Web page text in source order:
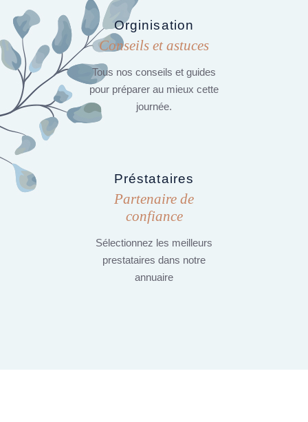
Orginisation
Conseils et astuces
Tous nos conseils et guides
pour préparer au mieux cette
journée.
Préstataires
Partenaire de
confiance
Sélectionnez les meilleurs
prestataires dans notre
annuaire